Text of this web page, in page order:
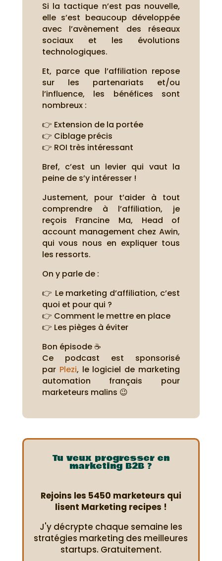
Si la tactique n’est pas nouvelle,
elle s’est beaucoup développée
avec l’avènement des réseaux
sociaux et les évolutions
technologiques.
Et, parce que l’affiliation repose
sur les partenariats et/ou
l’influence, les bénéfices sont
nombreux :
👉 Extension de la portée
👉 Ciblage précis
👉 ROI très intéressant
Bref, c’est un levier qui vaut la
peine de s’y intéresser !
Justement, pour t’aider à tout
comprendre à l’affiliation, je
reçois Francine Ma, Head of
account management chez Awin,
qui vous nous en expliquer tous
les ressorts.
On y parle de :
👉 Le marketing d’affiliation, c’est
quoi et pour qui ?
👉 Comment le mettre en place
👉 Les pièges à éviter
Bon épisode ☕
Ce podcast est sponsorisé
par Plezi, le logiciel de marketing
automation français pour
marketeurs malins 😉
Tu veux progresser en
marketing B2B ?
Rejoins les 5450 marketeurs qui
lisent Marketing recipes !
J'y décrypte chaque semaine les
stratégies marketing des meilleures
startups. Gratuitement.